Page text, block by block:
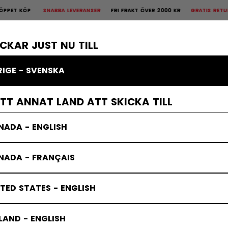
JUST NU TILL
- SVENSKA
ANNAT LAND ATT SKICKA TILL
- ENGLISH
- FRANÇAIS
STATES - ENGLISH
- ENGLISH
SNABBA LEVERANSERFRI FRAKT ÖVER 2000 KRGRATIS RETUR30
Retur 30 dagars öppet köp
KROPPSSKYDD MÅLVAKT